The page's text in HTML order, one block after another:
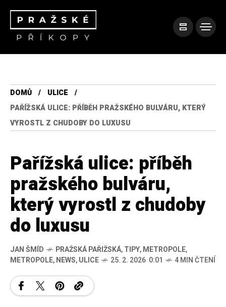
DOMŮ
ULICE
PAŘÍŽSKÁ ULICE: PŘÍBĚH PRAŽSKÉHO BULVÁRU, KTERÝ
VYROSTL Z CHUDOBY DO LUXUSU
Pařížská ulice: příběh
pražského bulváru,
který vyrostl z chudoby
do luxusu
JAN ŠMÍD PRAŽSKÁ PAŘIŽSKÁ,TIPY,METROPOLE,
METROPOLE,NEWS,ULICE 25. 2. 2026 0:01 4 MIN ČTENÍ